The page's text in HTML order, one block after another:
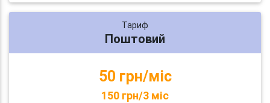
Тариф
Поштовий
50 грн/міс
150 грн/3 міс